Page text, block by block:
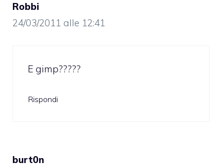
Robbi
24/03/2011 alle 12:41
E gimp?????
Rispondi
burt0n